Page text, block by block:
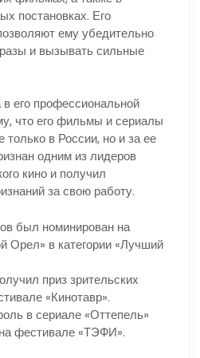
постановках. Его
ему убедительно
и вызывать сильные
его профессиональной
что его фильмы и сериалы
в России, но и за ее
одним из лидеров
кино и получил
за свою работу.
был номинирован на
Орел» в категории «Лучший
приз зрительских
«Кинотавр».
в сериале «Оттепель»
фестивале «ТЭФИ».